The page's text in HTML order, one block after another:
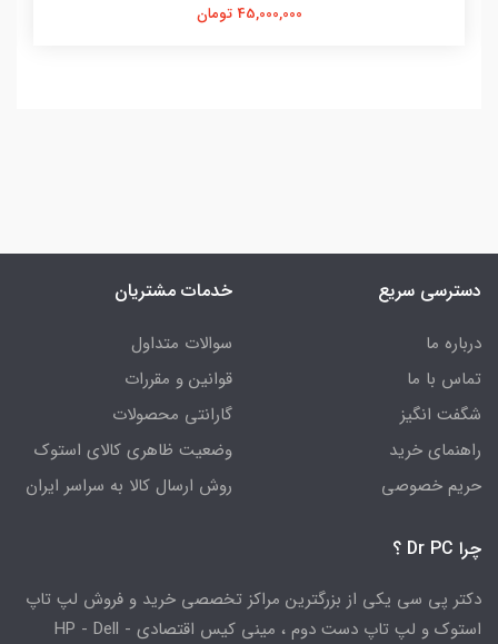
45,000,000 تومان
دسترسی سریع
درباره ما
تماس با ما
شگفت انگیز
راهنمای خرید
حریم خصوصی
خدمات مشتریان
سوالات متداول
قوانین و مقررات
گارانتی محصولات
وضعیت ظاهری کالای استوک
روش ارسال کالا به سراسر ایران
چرا Dr PC ؟
دکتر پی سی یکی از بزرگترین مراکز تخصصی خرید و فروش لپ تاپ
استوک و لپ تاپ دست دوم ، مینی کیس اقتصادی HP - Dell -